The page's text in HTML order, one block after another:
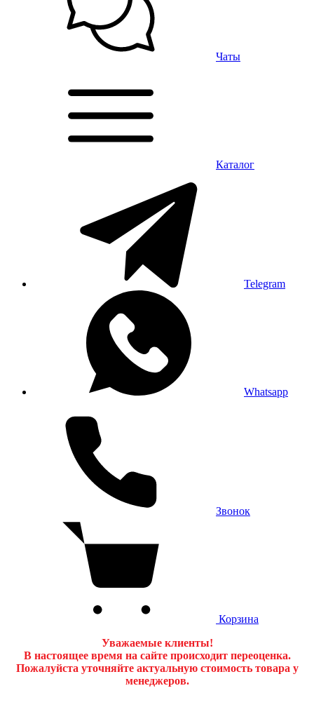
Чаты
Каталог
Telegram
Whatsapp
Звонок
Корзина
Уважаемые клиенты!
В настоящее время на сайте происходит переоценка.
Пожалуйста уточняйте актуальную стоимость товара у
менеджеров.